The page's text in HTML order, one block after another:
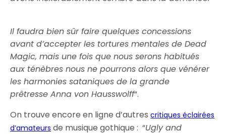
Il faudra bien sûr faire quelques concessions
avant d’accepter les tortures mentales de Dead
Magic, mais une fois que nous serons habitués
aux ténèbres nous ne pourrons alors que vénérer
les harmonies sataniques de la grande
prêtresse Anna von Hausswolff“.
On trouve encore en ligne d’autrescritiques éclairées
d’amateurs de musique gothique : “Ugly and